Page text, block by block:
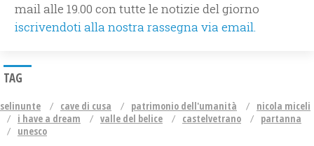
mail alle 19.00 con tutte le notizie del giorno
iscrivendoti alla nostra rassegna via email.
TAG
selinunte cave di cusa patrimonio dell'umanità
nicola miceli
i have a dream
valle del belice castelvetrano
partanna
unesco